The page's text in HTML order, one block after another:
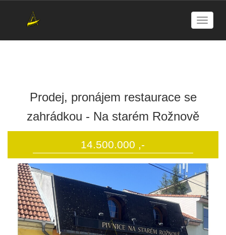
Prodej, pronájem restaurace se
zahrádkou - Na starém Rožnově
14.500.000 ,-